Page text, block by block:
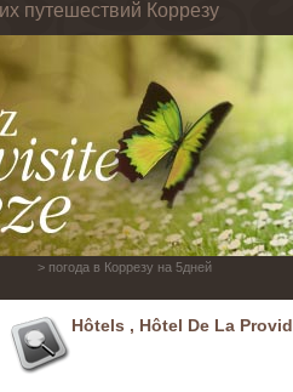
путешествий Коррезу
> погода в Коррезу на 5дней
Hôtels , Hôtel De La